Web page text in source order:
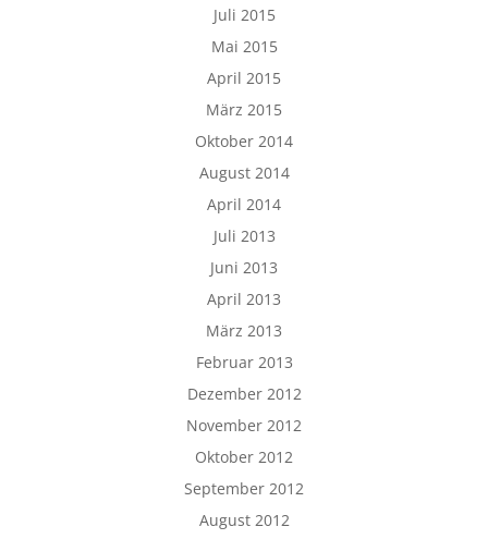
Juli 2015
Mai 2015
April 2015
März 2015
Oktober 2014
August 2014
April 2014
Juli 2013
Juni 2013
April 2013
März 2013
Februar 2013
Dezember 2012
November 2012
Oktober 2012
September 2012
August 2012